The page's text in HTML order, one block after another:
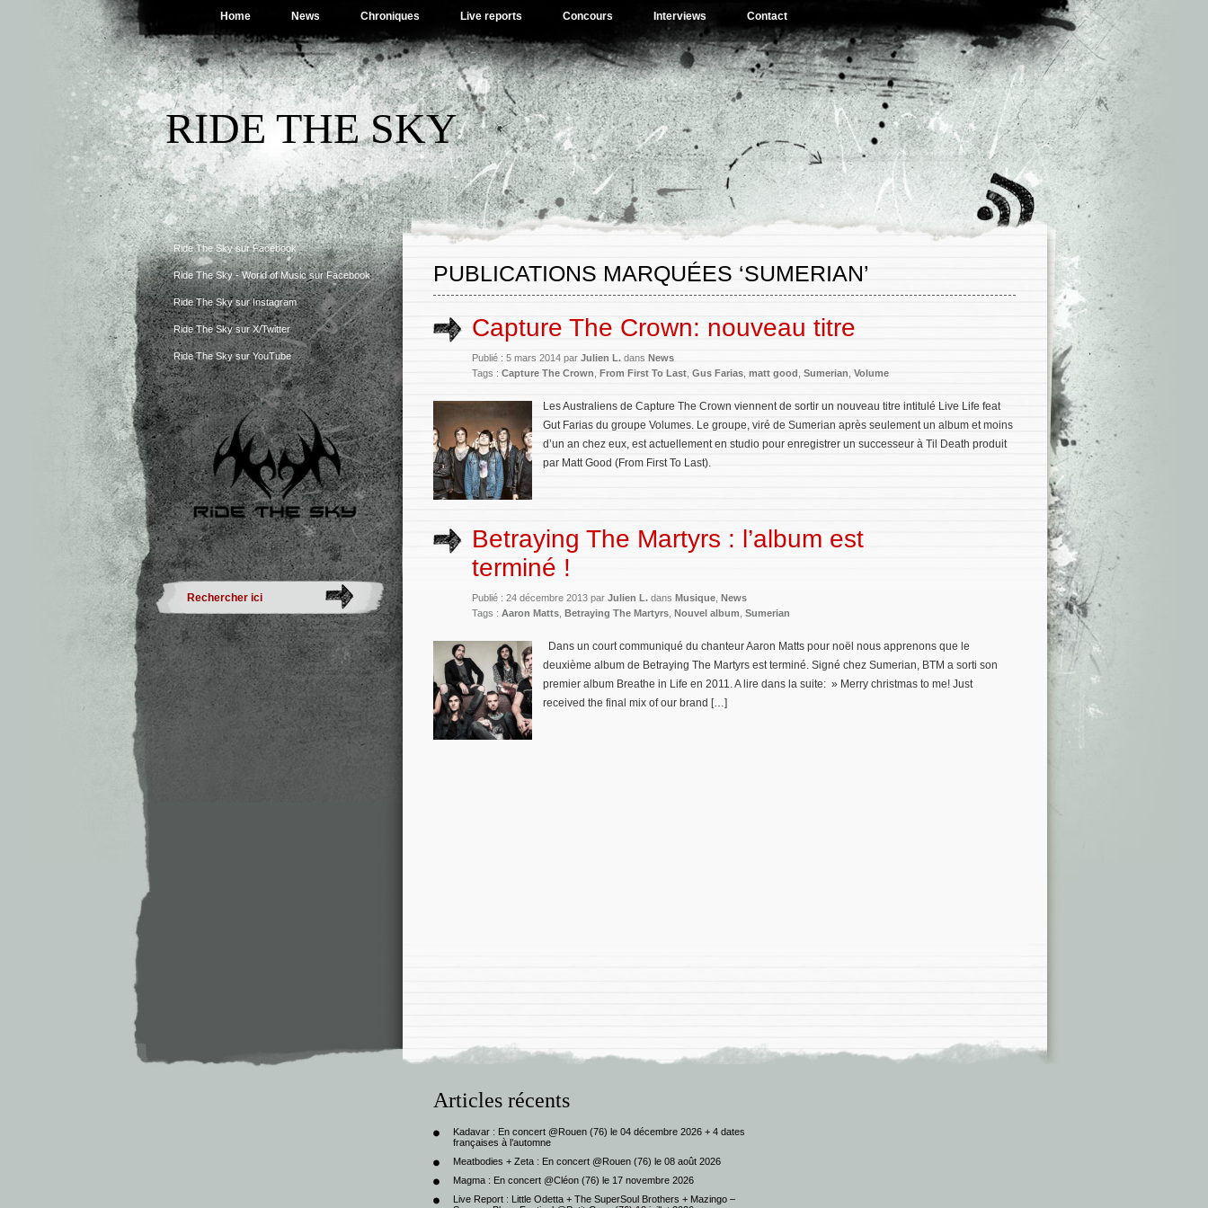
Home News Chroniques Live reports Concours Interviews Contact
RIDE THE SKY
Ride The Sky sur Facebook
Ride The Sky - World of Music sur Facebook
Ride The Sky sur Instagram
Ride The Sky sur X/Twitter
Ride The Sky sur YouTube
PUBLICATIONS MARQUÉES ‘SUMERIAN’
Capture The Crown: nouveau titre
Publié : 5 mars 2014 par Julien L. dans News
Tags : Capture The Crown From First To Last Gus Farias matt good Sumerian Volume
Les Australiens de Capture The Crown viennent de sortir un nouveau titre intitulé Live Life feat
Gut Farias du groupe Volumes. Le groupe, viré de Sumerian après seulement un album et moins
d’un an chez eux, est actuellement en studio pour enregistrer un successeur à Til Death produit
par Matt Good (From First To Last).
Betraying The Martyrs : l’album est
terminé !
Publié : 24 décembre 2013 par Julien L. dans Musique News
Tags : Aaron Matts Betraying The Martyrs Nouvel album Sumerian
Dans un court communiqué du chanteur Aaron Matts pour noël nous apprenons que le
deuxième album de Betraying The Martyrs est terminé. Signé chez Sumerian, BTM a sorti son
premier album Breathe in Life en 2011. A lire dans la suite: » Merry christmas to me! Just
received the final mix of our brand […]
Articles récents
Kadavar : En concert @Rouen (76) le 04 décembre 2026 + 4 dates
françaises à l’automne
Meatbodies + Zeta : En concert @Rouen (76) le 08 août 2026
Magma : En concert @Cléon (76) le 17 novembre 2026
Live Report : Little Odetta + The SuperSoul Brothers + Mazingo –